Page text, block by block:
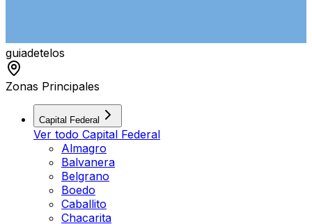
guiadetelos
Zonas Principales
Capital Federal
Ver todo Capital Federal
Almagro
Balvanera
Belgrano
Boedo
Caballito
Chacarita